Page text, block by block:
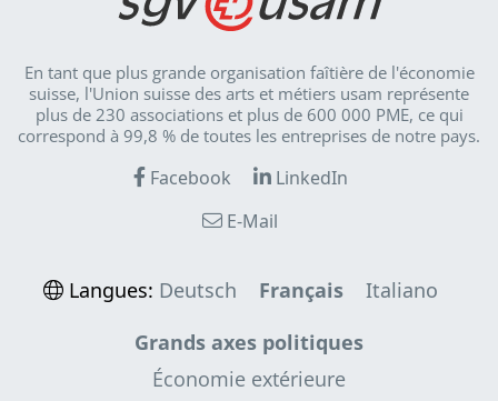
En tant que plus grande organisation faîtière de l'économie
suisse, l'Union suisse des arts et métiers usam représente
plus de 230 associations et plus de 600 000 PME, ce qui
correspond à 99,8 % de toutes les entreprises de notre pays.
Facebook
LinkedIn
E-Mail
Langues: Deutsch Français
Italiano
Grands axes politiques
Économie extérieure